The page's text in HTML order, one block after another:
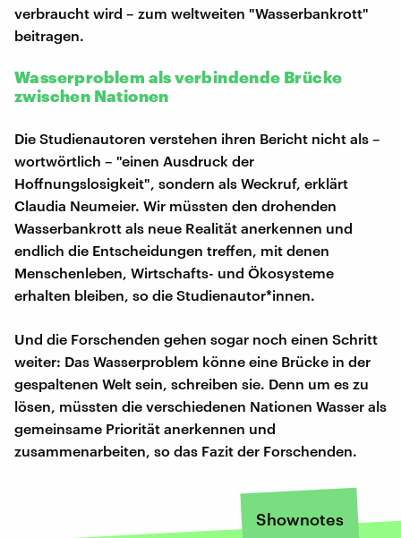
verbraucht wird – zum weltweiten "Wasserbankrott"
beitragen.
Wasserproblem als verbindende Brücke
zwischen Nationen
Die Studienautoren verstehen ihren Bericht nicht als –
wortwörtlich – "einen Ausdruck der
Hoffnungslosigkeit", sondern als Weckruf, erklärt
Claudia Neumeier. Wir müssten den drohenden
Wasserbankrott als neue Realität anerkennen und
endlich die Entscheidungen treffen, mit denen
Menschenleben, Wirtschafts- und Ökosysteme
erhalten bleiben, so die Studienautor*innen.
Und die Forschenden gehen sogar noch einen Schritt
weiter: Das Wasserproblem könne eine Brücke in der
gespaltenen Welt sein, schreiben sie. Denn um es zu
lösen, müssten die verschiedenen Nationen Wasser als
gemeinsame Priorität anerkennen und
zusammenarbeiten, so das Fazit der Forschenden.
Shownotes